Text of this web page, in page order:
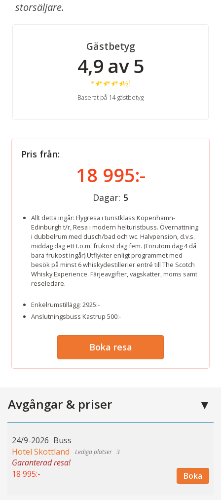
storsäljare.
Gästbetyg
4,9 av 5
★★★★ ½
Baserat på 14 gästbetyg
Pris från:
18 995:-
Dagar: 5
Allt detta ingår: Flygresa i turistklass Köpenhamn-
Edinburgh t/r, Resa i modern helturistbuss. Övernattning
i dubbelrum med dusch/bad och wc. Halvpension, d.v.s.
middag dag ett t.o.m. frukost dag fem. (Förutom dag 4 då
bara frukost ingår).Utflykter enligt programmet med
besök på minst 6 whiskydestillerier entré till The Scotch
Whisky Experience. Färjeavgifter, vägskatter, moms samt
reseledare.
Enkelrumstillägg: 2925:-
Anslutningsbuss Kastrup 500:-
Boka resa
Avgångar & priser
24/9-2026 Buss
Hotel Skottland
Garanterad resa!
3
18 995:- Boka